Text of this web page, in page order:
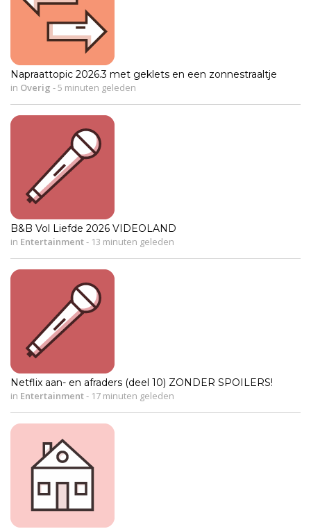
Napraattopic 2026.3 met geklets en een zonnestraaltje
in Overig -5 minuten geleden
B&B Vol Liefde 2026 VIDEOLAND
in Entertainment- 13 minuten geleden
Netflix aan- en afraders (deel 10) ZONDER SPOILERS!
in Entertainment- 17 minuten geleden